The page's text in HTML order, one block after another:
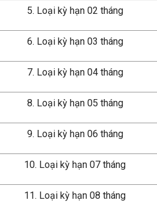
5. Loại kỳ hạn 02 tháng
6. Loại kỳ hạn 03 tháng
7. Loại kỳ hạn 04 tháng
8. Loại kỳ hạn 05 tháng
9. Loại kỳ hạn 06 tháng
10. Loại kỳ hạn 07 tháng
11. Loại kỳ hạn 08 tháng